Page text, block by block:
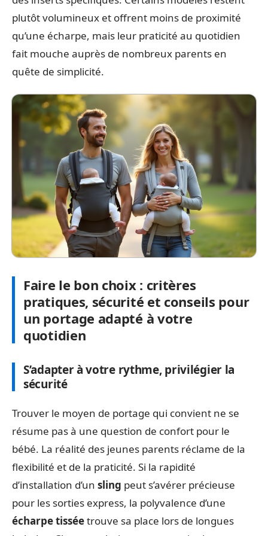
plutôt volumineux et offrent moins de proximité
qu’une écharpe, mais leur praticité au quotidien
fait mouche auprès de nombreux parents en
quête de simplicité.
Faire le bon choix : critères
pratiques, sécurité et conseils pour
un portage adapté à votre
quotidien
S’adapter à votre rythme, privilégier la
sécurité
Trouver le moyen de portage qui convient ne se
résume pas à une question de confort pour le
bébé. La réalité des jeunes parents réclame de la
flexibilité et de la praticité. Si la rapidité
d’installation d’un sling peut s’avérer précieuse
pour les sorties express, la polyvalence d’une
écharpe tisséetrouve sa place lors de longues